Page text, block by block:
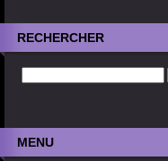
RECHERCHER
MENU